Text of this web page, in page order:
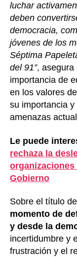
luchar
deben
democracia,
jóvenes de los
Séptima
del 91”, asegura
importancia de
en los valores
su importancia
amenazas
Le puede
rechaza la
organizaciones
Gobierno
Sobre el título
momento de
y desde la
incertidumbre y
frustración y el